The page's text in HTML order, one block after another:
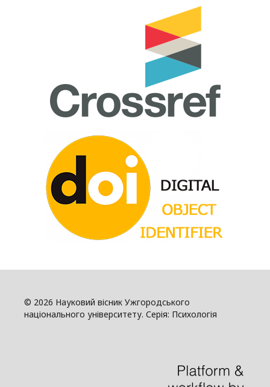
© 2026 Науковий вісник Ужгородського
національного університету. Серія: Психологія